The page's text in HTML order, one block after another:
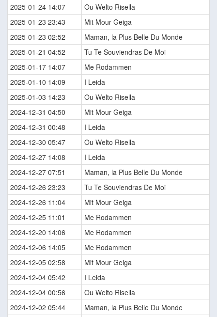
2025-01-24 14:07
Ou Welto Risella
2025-01-23 23:43
Mit Mour Geiga
2025-01-23 02:52
Maman, la Plus Belle Du Monde
2025-01-21 04:52
Tu Te Souviendras De Moi
2025-01-17 14:07
Me Rodammen
2025-01-10 14:09
I Leida
2025-01-03 14:23
Ou Welto Risella
2024-12-31 04:50
Mit Mour Geiga
2024-12-31 00:48
I Leida
2024-12-30 05:47
Ou Welto Risella
2024-12-27 14:08
I Leida
2024-12-27 07:51
Maman, la Plus Belle Du Monde
2024-12-26 23:23
Tu Te Souviendras De Moi
2024-12-26 11:04
Mit Mour Geiga
2024-12-25 11:01
Me Rodammen
2024-12-20 14:06
Me Rodammen
2024-12-06 14:05
Me Rodammen
2024-12-05 02:58
Mit Mour Geiga
2024-12-04 05:42
I Leida
2024-12-04 00:56
Ou Welto Risella
2024-12-02 05:44
Maman, la Plus Belle Du Monde